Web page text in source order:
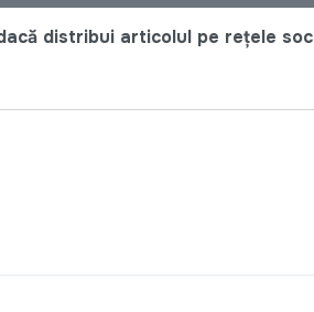
distribui articolul pe rețele
COVID-19 ASUPRA REPUBLICII